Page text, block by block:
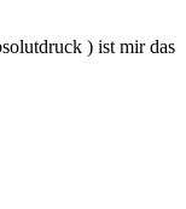
) ist mir das